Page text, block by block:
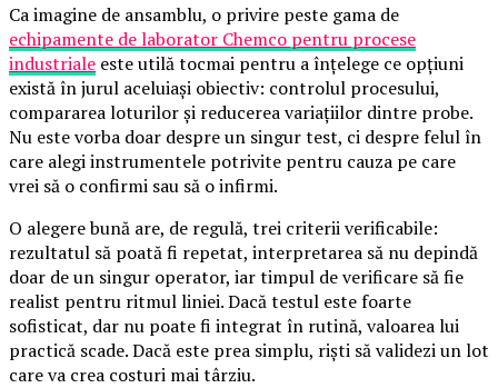
Ca imagine de ansamblu, o privire peste gama de
echipamente de laborator Chemco pentru procese
industriale este utilă tocmai pentru a înțelege ce opțiuni
există în jurul aceluiași obiectiv: controlul procesului,
compararea loturilor și reducerea variațiilor dintre probe.
Nu este vorba doar despre un singur test, ci despre felul în
care alegi instrumentele potrivite pentru cauza pe care
vrei să o confirmi sau să o infirmi.
O alegere bună are, de regulă, trei criterii verificabile:
rezultatul să poată fi repetat, interpretarea să nu depindă
doar de un singur operator, iar timpul de verificare să fie
realist pentru ritmul liniei. Dacă testul este foarte
sofisticat, dar nu poate fi integrat în rutină, valoarea lui
practică scade. Dacă este prea simplu, riști să validezi un lot
care va crea costuri mai târziu.